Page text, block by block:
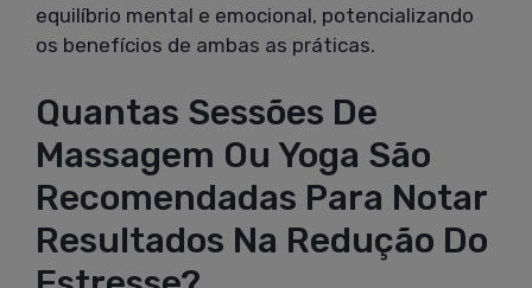
equilíbrio mental e emocional, potencializando
os benefícios de ambas as práticas.
Quantas Sessões De
Massagem Ou Yoga São
Recomendadas Para Notar
Resultados Na Redução Do